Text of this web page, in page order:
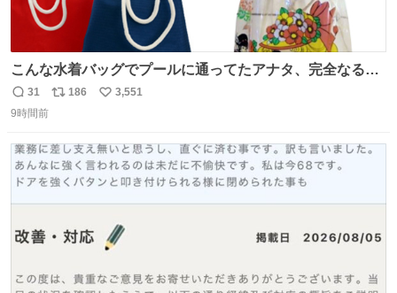
こんな水着バッグでプールに通ってたアナタ、完全なる同
世代（笑） #70年代 #80年代 #昭和レトロ
返
信
31
リ
ト
数
186
い
数
3,551
9時間前